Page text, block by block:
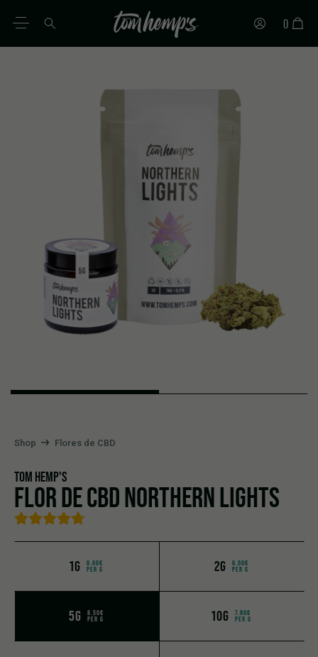
0
Shop Flores de CBD
TOM HEMP'S
FLOR DE CBD NORTHERN LIGHTS
1G
9.00€
PER G
2G
9.00€
PER G
5G
8.50€
PER G
10G
7.60€
PER G